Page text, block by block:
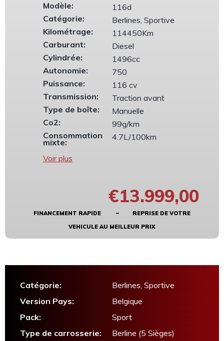
Modèle:
116d
Catégorie:
Berlines, Sportive
Kilométrage:
114450Km
Carburant:
Diesel
Cylindrée:
1496cc
Autonomie:
750
Puissance:
116 cv
Transmission:
Traction avant
Type de boîte:
Manuelle
Co2:
99g/km
Consommation
mixte:
4.7L/100km
Voir plus
€13.999,00
FINANCEMENT RAPIDE – REPRISE DE VOTRE
VEHICULE AU MEILLEUR PRIX
Catégorie:
Berlines, Sportive
Version Pays:
Belgique
Pack:
Sport
Type de carrosserie:
Berline (5 Sièges)